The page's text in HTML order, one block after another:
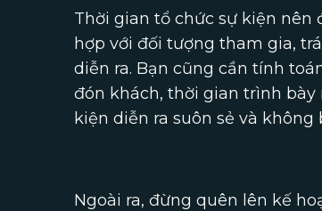
Thời gian tổ chức sự kiện
hợp với đối tượng tham gia,
diễn ra. Bạn cũng cần tính
đón khách, thời gian trình
kiện diễn ra suôn sẻ và không
Ngoài ra, đừng quên lên kế